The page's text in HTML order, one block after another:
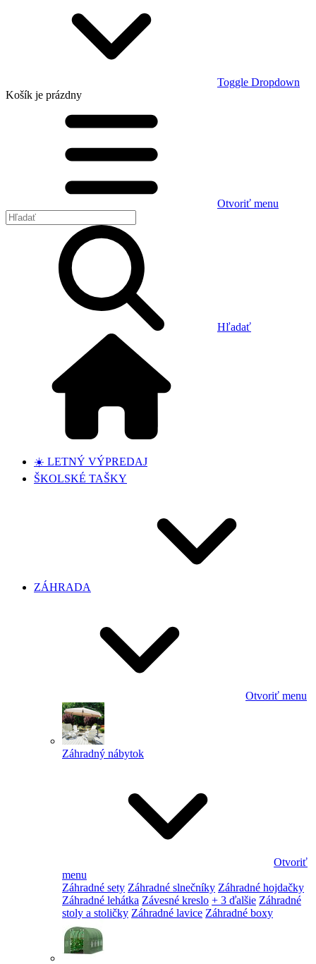
Toggle Dropdown
Košík je prázdny
Otvoriť menu
Hľadať
☀️ LETNÝ VÝPREDAJ
ŠKOLSKÉ TAŠKY
ZÁHRADA
Otvoriť menu
Záhradný nábytok
Otvoriť
menu
Záhradné sety Záhradné slnečníky Záhradné hojdačky
Záhradné lehátka Závesné kreslo + 3 ďalšie Záhradné
stoly a stoličky Záhradné lavice Záhradné boxy